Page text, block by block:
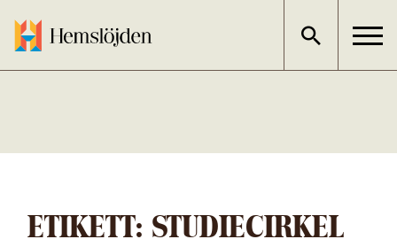
innehållet
ETIKETT: STUDIECIRKEL